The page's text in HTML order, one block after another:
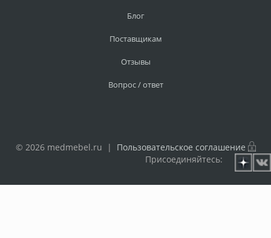
Блог
Поставщикам
Отзывы
Вопрос / ответ
© 2026 medmebel.ru | Пользовательское соглашение
Присоединяйтесь: